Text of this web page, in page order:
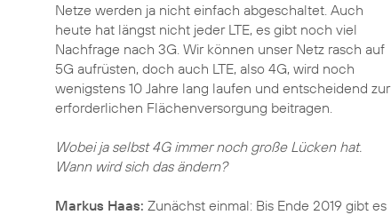
Netze werden ja nicht einfach abgeschaltet. Auch
heute hat längst nicht jeder LTE, es gibt noch viel
Nachfrage nach 3G. Wir können unser Netz rasch auf
5G aufrüsten, doch auch LTE, also 4G, wird noch
wenigstens 10 Jahre lang laufen und entscheidend zur
erforderlichen Flächenversorgung beitragen.
Wobei ja selbst 4G immer noch große Lücken hat.
Wann wird sich das ändern?
Markus Haas: Zunächst einmal: Bis Ende 2019 gibt es